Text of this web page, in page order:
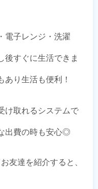
電子レンジ・洗濯
後すぐに生活できま
り生活も便利！
け取れるシステムで
出費の時も安心◎
友達を紹介すると、